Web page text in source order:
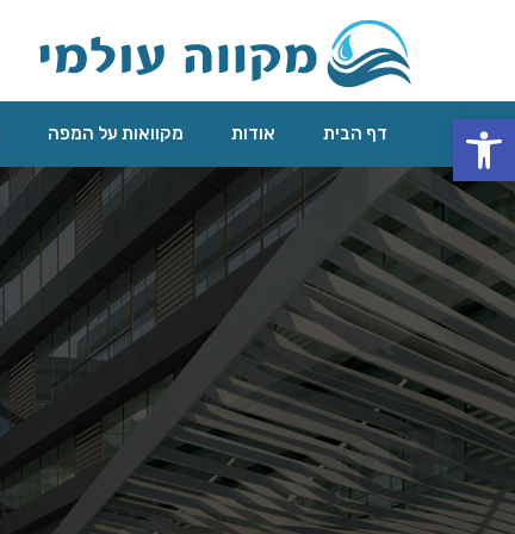
דף הבית אודות מקוואות על המפה פתח סרגל נגישות